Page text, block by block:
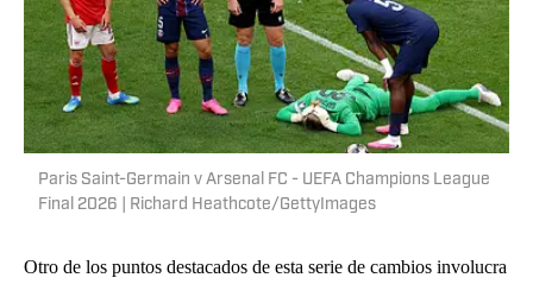
Paris Saint-Germain v Arsenal FC - UEFA Champions League
Final 2026 | Richard Heathcote/GettyImages
Otro de los puntos destacados de esta serie de cambios involucra